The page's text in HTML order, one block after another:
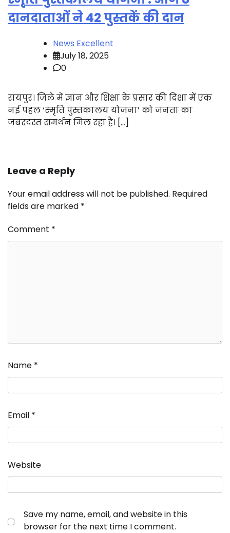
दानदाताओं ने 42 पुस्तकें की दान
News Excellent
July 18, 2025
0
रायपुर। जिले में ज्ञान और शिक्षा के प्रसार की दिशा में एक
नई पहल ‘स्मृति पुस्तकालय योजना’ को जनता का
जबरदस्त समर्थन मिल रहा है। […]
Leave a Reply
Your email address will not be published. Required
fields are marked *
Comment *
Name *
Email *
Website
Save my name, email, and website in this
browser for the next time I comment.